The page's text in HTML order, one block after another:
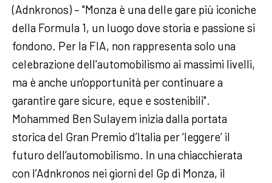
(Adnkronos) – "Monza è una delle gare più iconiche
della Formula 1, un luogo dove storia e passione si
fondono. Per la FIA, non rappresenta solo una
celebrazione dell'automobilismo ai massimi livelli,
ma è anche un'opportunità per continuare a
garantire gare sicure, eque e sostenibili".
Mohammed Ben Sulayem inizia dalla portata
storica del Gran Premio d’Italia per ‘leggere’ il
futuro dell’automobilismo. In una chiacchierata
con l’Adnkronos nei giorni del Gp di Monza, il